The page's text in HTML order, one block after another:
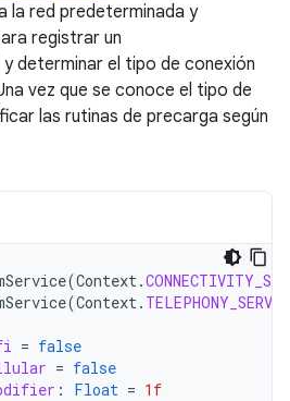
la red predeterminada y
registrar un
y determinar el tipo de conexión
vez que se conoce el tipo de
las rutinas de precarga según
(Context.
(Context.
= false
= false
: Float = 1f